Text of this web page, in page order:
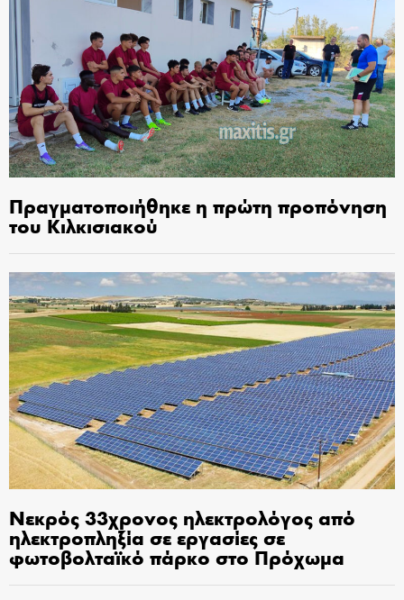
Πραγματοποιήθηκε η πρώτη προπόνηση
του Κιλκισιακού
Νεκρός 33χρονος ηλεκτρολόγος από
ηλεκτροπληξία σε εργασίες σε
φωτοβολταϊκό πάρκο στο Πρόχωμα